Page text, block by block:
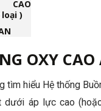
CAO
loại )
OXY CAO
tìm hiểu Hệ thống
áp lực cao